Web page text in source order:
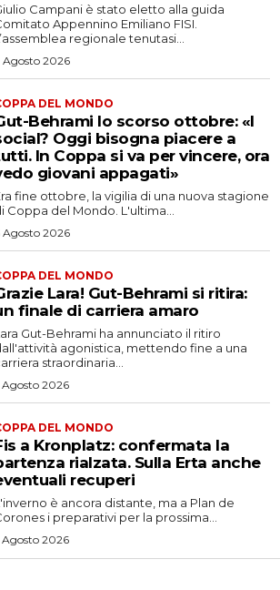
Campani è stato eletto alla guida
Appennino Emiliano FISI.
regionale tenutasi...
Agosto 2026
DEL MONDO
Behrami lo scorso ottobre: «I
Oggi bisogna piacere a
In Coppa si va per vincere, ora
giovani appagati»
fine ottobre, la vigilia di una nuova stagione
Coppa del Mondo. L'ultima...
Agosto 2026
DEL MONDO
Lara! Gut-Behrami si ritira:
finale di carriera amaro
Gut-Behrami ha annunciato il ritiro
agonistica, mettendo fine a una
straordinaria...
Agosto 2026
DEL MONDO
a Kronplatz: confermata la
rialzata. Sulla Erta anche
recuperi
è ancora distante, ma a Plan de
i preparativi per la prossima...
Agosto 2026